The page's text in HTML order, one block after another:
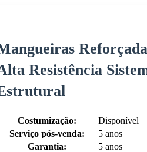
Resistência
Costumização:
Disponível
Serviço pós-venda:
5 anos
Garantia:
5 anos